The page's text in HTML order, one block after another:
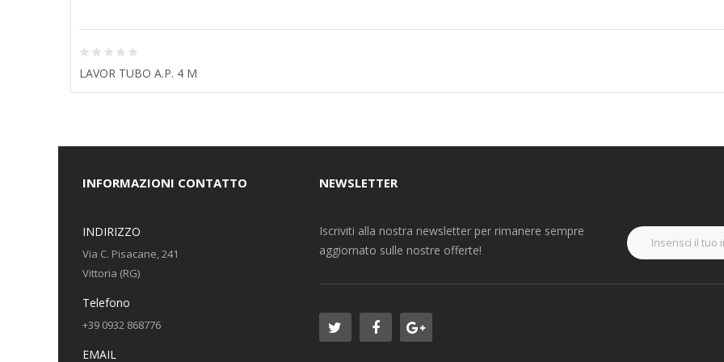
LAVOR TUBO A.P. 4 M
INFORMAZIONI CONTATTO
INDIRIZZO
Via C. Pisacane, 241
Vittoria (RG)
Telefono
+39 0932 868776
EMAIL
NEWSLETTER
Iscriviti alla nostra newsletter per rimanere sempre
aggiornato sulle nostre offerte!